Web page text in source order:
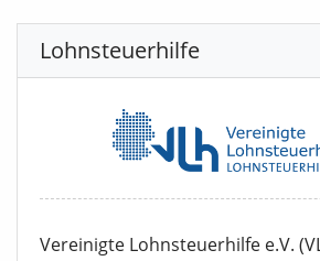
Lohnsteuerhilfe
Vereinigte Lohnsteuerhilfe e.V.